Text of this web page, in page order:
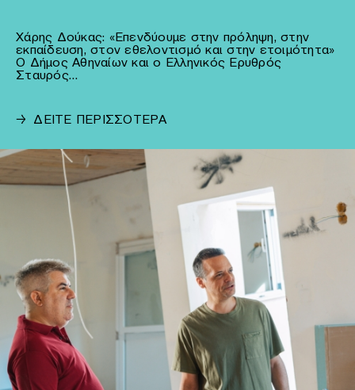
Χάρης Δούκας: «Επενδύουμε στην πρόληψη, στην
εκπαίδευση, στον εθελοντισμό και στην ετοιμότητα»
Ο Δήμος Αθηναίων και ο Ελληνικός Ερυθρός
Σταυρός…
→ ΔΕΙΤΕ ΠΕΡΙΣΣΟΤΕΡΑ